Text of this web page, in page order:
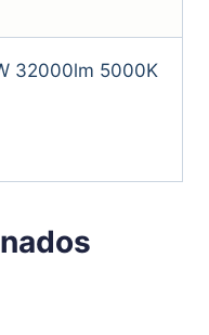
32000lm 5000K